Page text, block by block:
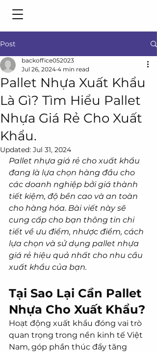
Post
Pallet Nhựa Xuất Khẩu
Là Gì? Tìm Hiểu Pallet
Nhựa Giá Rẻ Cho Xuất
Khẩu.
backoffice052023
Jul 26, 2024 4 min read
Updated: Jul 31, 2024
Pallet nhựa giá rẻ cho xuất khẩu
đang là lựa chọn hàng đầu cho
các doanh nghiệp bởi giá thành
tiết kiệm, độ bền cao và an toàn
cho hàng hóa. Bài viết này sẽ
cung cấp cho bạn thông tin chi
tiết về ưu điểm, nhược điểm, cách
lựa chọn và sử dụng pallet nhựa
giá rẻ hiệu quả nhất cho nhu cầu
xuất khẩu của bạn.
Tại Sao Lại Cần Pallet
Nhựa Cho Xuất Khẩu?
Hoạt động xuất khẩu đóng vai trò
quan trọng trong nền kinh tế Việt
Nam, góp phần thúc đẩy tăng